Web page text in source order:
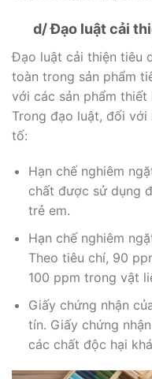
d/ Đạo luật cải
Đạo luật cải thiện tiêu
toàn trong sản phẩm
với các sản phẩm
Trong đạo luật, đối với
tố:
Hạn chế nghiêm
chất được sử dụng
trẻ em.
Hạn chế nghiêm
Theo tiêu chí, 90
100 ppm trong vật
Giấy chứng nhận
tín. Giấy chứng
các chất độc hại